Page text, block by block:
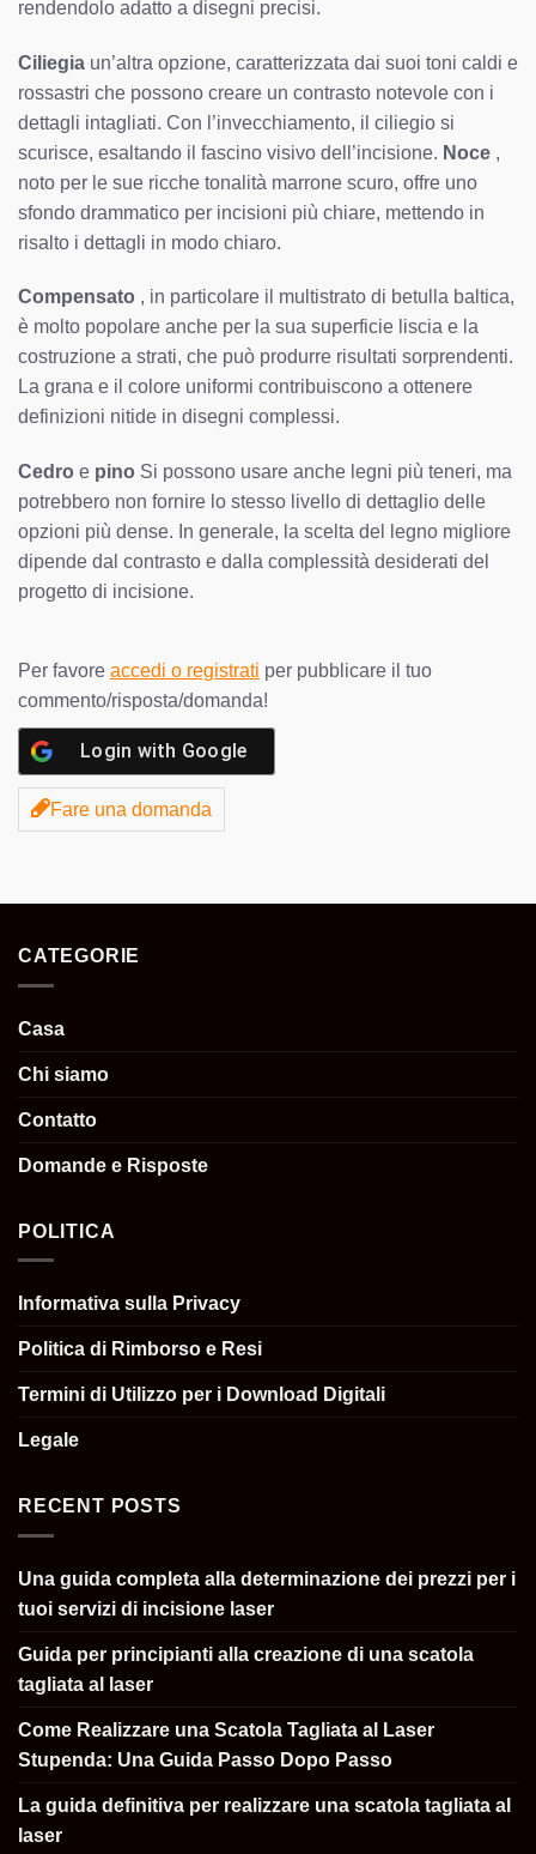
rendendolo adatto a disegni precisi.
Ciliegia un’altra opzione, caratterizzata dai suoi toni caldi e
rossastri che possono creare un contrasto notevole con i
dettagli intagliati. Con l’invecchiamento, il ciliegio si
scurisce, esaltando il fascino visivo dell’incisione. Noce ,
noto per le sue ricche tonalità marrone scuro, offre uno
sfondo drammatico per incisioni più chiare, mettendo in
risalto i dettagli in modo chiaro.
Compensato , in particolare il multistrato di betulla baltica,
è molto popolare anche per la sua superficie liscia e la
costruzione a strati, che può produrre risultati sorprendenti.
La grana e il colore uniformi contribuiscono a ottenere
definizioni nitide in disegni complessi.
Cedro e pino Si possono usare anche legni più teneri, ma
potrebbero non fornire lo stesso livello di dettaglio delle
opzioni più dense. In generale, la scelta del legno migliore
dipende dal contrasto e dalla complessità desiderati del
progetto di incisione.
Per favore accedi o registrati per pubblicare il tuo
commento/risposta/domanda!
Login with Google
Fare una domanda
CATEGORIE
Casa
Chi siamo
Contatto
Domande e Risposte
POLITICA
Informativa sulla Privacy
Politica di Rimborso e Resi
Termini di Utilizzo per i Download Digitali
Legale
RECENT POSTS
Una guida completa alla determinazione dei prezzi per i
tuoi servizi di incisione laser
Guida per principianti alla creazione di una scatola
tagliata al laser
Come Realizzare una Scatola Tagliata al Laser
Stupenda: Una Guida Passo Dopo Passo
La guida definitiva per realizzare una scatola tagliata al
laser